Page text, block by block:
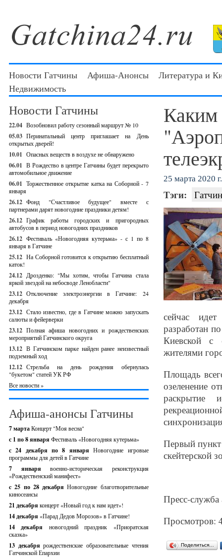
Новости Гатчины Афиша-Анонсы
Литература и
Недвижимость
Новости Гатчины
22.04 Возобновил работу сезонный маршрут № 10
05.03 Перинатальный центр приглашает на День
открытых дверей!
10.01 Опасных веществ в воздухе не обнаружено
06.01 В Рождество в центре Гатчины будет перекрыто
автомобильное движение
06.01 Торжественное открытие катка на Соборной - 7
января
26.12 Фонд "Счастливое будущее" вместе с
партнерами дарят новогодние праздники детям!
26.12 График работы городских и пригородных
автобусов в период новогодних праздников
26.12 Фестиваль «Новогодняя кутерьма» - с 1 по 8
января в Гатчине
25.12 На Соборной готовится к открытию бесплатный
каток!
24.12 Дрозденко: "Мы хотим, чтобы Гатчина стала
яркой звездой на небосводе Ленобласти"
23.12 Отключение электроэнергии в Гатчине: 24
декабря
23.12 Стало известно, где в Гатчине можно запускать
салюты и фейерверки
23.12 Полная афиша новогодних и рождественских
мероприятий Гатчинского округа
13.12 В Гатчинском парке найден ранее неизвестный
подземный ход
12.12 Стрельба на день рождения обернулась
"букетом" статей УК РФ
Все новости »
Афиша-анонсы Гатчины
7 мартаКонцерт "Моя весна"
с 1 по 8 января Фестиваль «Новогодняя кутерьма»
с 24 декабря по 8 январяНовогодние игровые
программы для детей в Гатчине
7 январявоенно-историческая реконструкция
«Рождественский манифест»
c 25 по 28 декабряНовогодние благотворительные
киносеансы
21 декабря концерт «Новый год к нам идет»!
14 декабря «Парад Дедов Морозов» в Гатчине!
14 декабря новогодний праздник «Приоратская
сказка»
13 декабрярождественские образовательные чтения
Гатчинской Епархии
Каким
25 марта 2020 г.
Тэги:
сейчас
разработан
Киевской с
жителями
Площадь
озеленение
раскрытие
Первый пункт
скейтерской
Пресс-
Просмотров:
Поделиться…